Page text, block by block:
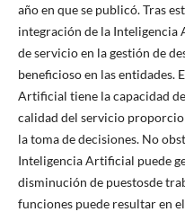
año en que se publicó. Tras
integración de la Inteligencia
de servicio en la gestión de
beneficioso en las entidades.
Artificial tiene la capacidad
calidad del servicio
la toma de decisiones. No
Inteligencia Artificial puede
disminución de puestosde
funciones puede resultar en